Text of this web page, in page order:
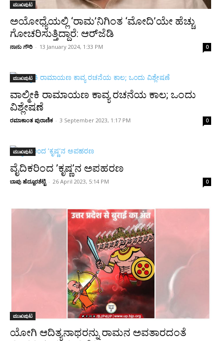
ಮುಖಪುಟ
ಅಯೋಧ್ಯೆಯಲ್ಲಿ ‘ರಾಮ’ನಿಗಿಂತ ‘ಮೋದಿ’ಯೇ ಹೆಚ್ಚು
ಗೋಚರಿಸುತ್ತಿದ್ದಾರೆ: ಆರ್‌ಜೆಡಿ
ನಾನು ಗೌರಿ - 13 January 2024, 1:33 PM 0
ಮುಖಪುಟ
ವಾಲ್ಮೀಕಿ ರಾಮಾಯಣ ಕಾವ್ಯ ರಚನೆಯ ಕಾಲ; ಒಂದು
ವಿಶ್ಲೇಷಣೆ
ರಮಾಕಾಂತ ಪುರಾಣಿಕ - 3 September 2023, 1:17 PM 0
ಮುಖಪುಟ
ವೈದಿಕರಿಂದ ’ಕೃಷ್ಣ’ನ ಅಪಹರಣ
ಬಾಪು ಹೆದ್ದೂರಶೆಟ್ಟಿ - 26 April 2023, 5:14 PM 0
ಮುಖಪುಟ
ಯೋಗಿ ಆದಿತ್ಯನಾಥರನ್ನು ರಾಮನ ಅವತಾರದಂತೆ